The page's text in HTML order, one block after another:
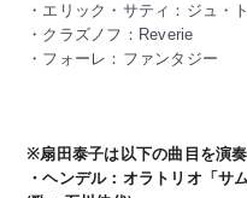
・エリック・サティ： ジュ・
・クラズノフ： Reverie
・フォーレ： ファンタジー
※扇田泰子は以下の曲目を演
・ヘンデル： オラトリオ「サ